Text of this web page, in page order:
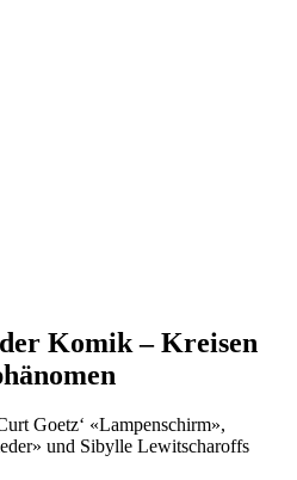
Komik – Kreisen
Goetz‘ «Lampenschirm»,
und Sibylle Lewitscharoffs